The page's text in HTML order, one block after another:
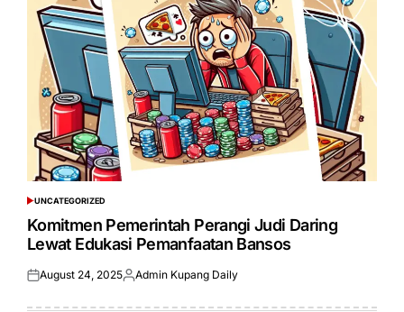
POSTED
IN
UNCATEGORIZED
Komitmen Pemerintah Perangi Judi Daring
Lewat Edukasi Pemanfaatan Bansos
Posted
August 24, 2025Posted
Admin Kupang Daily